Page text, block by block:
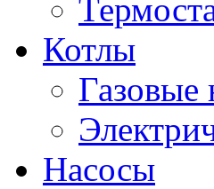
Котлы
Газовые
Насосы